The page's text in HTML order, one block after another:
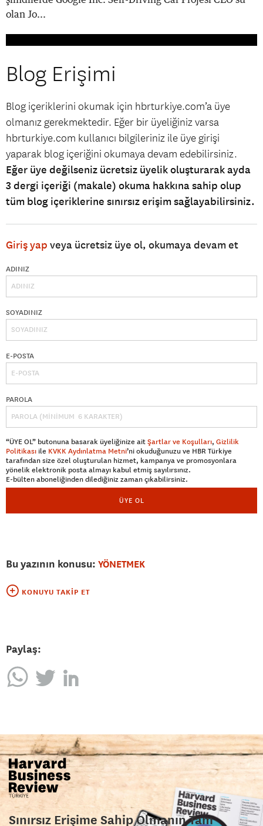
olan Jo...
Blog Erişimi
Blog içeriklerini okumak için hbrturkiye.com’a üye
olmanız gerekmektedir. Eğer bir üyeliğiniz varsa
hbrturkiye.com kullanıcı bilgileriniz ile üye girişi
yaparak blog içeriğini okumaya devam edebilirsiniz.
Eğer üye değilseniz ücretsiz üyelik oluşturarak ayda
3 dergi içeriği (makale) okuma hakkına sahip olup
tüm blog içeriklerine sınırsız erişim sağlayabilirsiniz.
Giriş yap veya ücretsiz üye ol, okumaya devam et
ADINIZ
SOYADINIZ
E-POSTA
PAROLA
“ÜYE OL” butonuna basarak üyeliğinize aitŞartlar ve Koşulları, Gizlilik
Politikası ile KVKK Aydınlatma Metni’ni okuduğunuzu ve HBR Türkiye
tarafından size özel oluşturulan hizmet, kampanya ve promosyonlara
yönelik elektronik posta almayı kabul etmiş sayılırsınız.
E-bülten aboneliğinden dilediğiniz zaman çıkabilirsiniz.
ÜYE OL
Bu yazının konusu: YÖNETMEK
KONUYU TAKIP ET
Paylaş:
Sınırsız Erişime Sahip Olmanın Tam